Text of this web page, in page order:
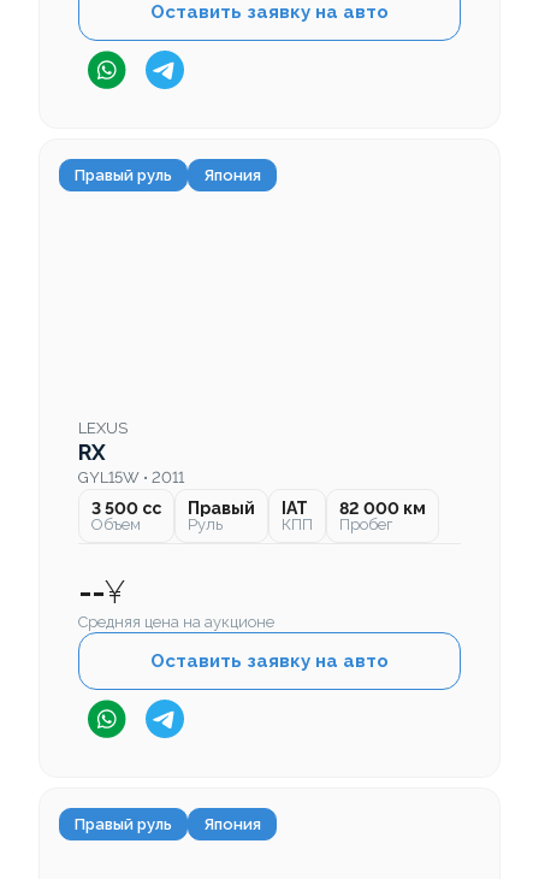
Оставить заявку на авто
Правый руль Япония
LEXUS
RX
GYL15W • 2011
3 500 cc
Объем
Правый
Руль
IAT
КПП
82 000 км
Пробег
--¥
Средняя цена на аукционе
Оставить заявку на авто
Правый руль Япония